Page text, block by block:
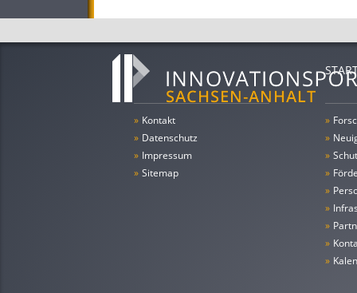
» Kontakt
» Datenschutz
» Impressum
» Sitemap
»
»
»
»
»
»
»
»
»